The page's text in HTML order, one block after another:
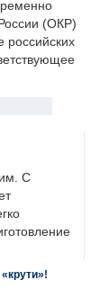
(ОКР)
российских
С